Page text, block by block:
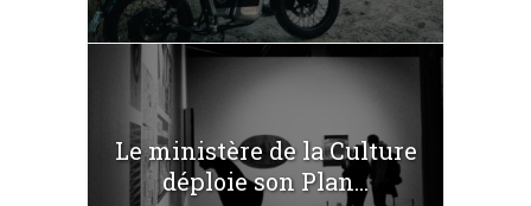
Le ministère de la Culture
déploie son Plan...